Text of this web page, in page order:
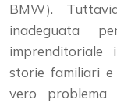
BMW).
inadeguata
imprenditoriale
storie familiari
vero